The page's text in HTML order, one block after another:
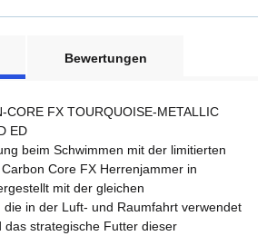
Bewertungen
CORE FX TOURQUOISE-METALLIC
ED
beim Schwimmen mit der limitierten
Core FX Herrenjammer in
mit der gleichen
die in der Luft- und Raumfahrt verwendet
das strategische Futter dieser